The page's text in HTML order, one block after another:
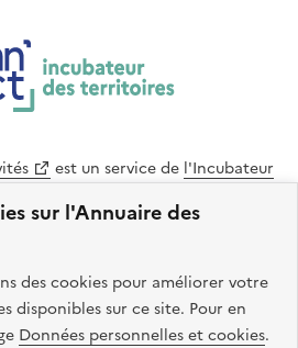
sur l'Annuaire des
des cookies pour améliorer votre
disponibles sur ce site. Pour en
Données personnelles et cookies.
est un service de l'Incubateur
. Le code source de ce site web
Le design de ce site est conçu
de l’État.
info.gouv.fr